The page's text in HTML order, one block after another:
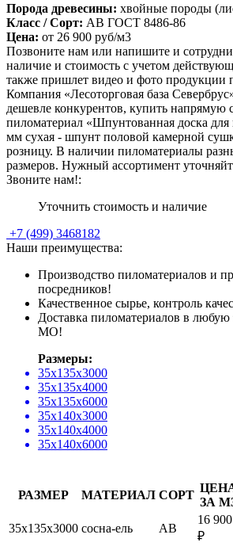
Порода древесины: хвойные породы
Класс / Сорт: АВ ГОСТ 8486-86
Цена: от 26 900 руб/м3
Позвоните нам или напишите и
наличие и стоимость с учетом
также пришлет видео и фото продукции
Компания «Лесоторговая база
дешевле конкурентов, купить напрямую
пиломатериал «Шпунтованная доска
мм сухая - шпунт половой камерной
розницу. В наличии пиломатериалы
размеров. Нужный ассортимент
Звоните нам!:
Уточнить стоимость и наличие
+7 (499) 3468182
Наши преимущества:
Производство пиломатериалов и
посредников!
Качественное сырье, контроль
Доставка пиломатериалов в
МО!
Размеры:
35х135х3000
35х135х4000
35х135х6000
35х140х3000
35х140х4000
35х140х6000
РАЗМЕР МАТЕРИАЛ СОРТ
ЗА
35х135х3000 сосна-ель АВ
16 900
₽